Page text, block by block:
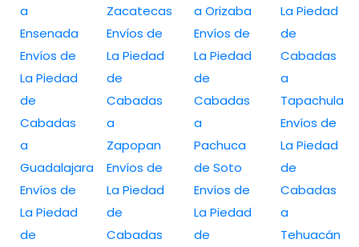
a
Ensenada
Envíos de
La Piedad
de
Cabadas
a
Guadalajara
Envíos de
La Piedad
de
Zacatecas
Envíos de
La Piedad
de
Cabadas
a
Zapopan
Envíos de
La Piedad
de
Cabadas
a Orizaba
Envíos de
La Piedad
de
Cabadas
a
Pachuca
de Soto
Envíos de
La Piedad
de
La Piedad
de
Cabadas
a
Tapachula
Envíos de
La Piedad
de
Cabadas
a
Tehuacán